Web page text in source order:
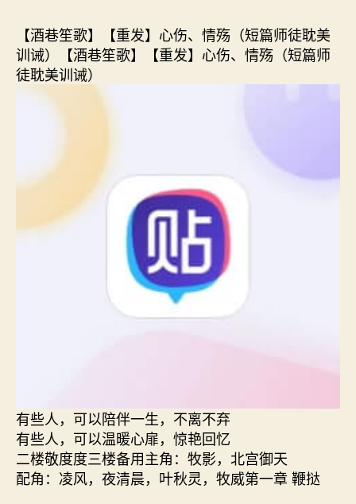
【酒巷笙歌】【重发】心伤、情殇（短篇师徒耽美
训诫）【酒巷笙歌】【重发】心伤、情殇（短篇师
徒耽美训诫）
有些人，可以陪伴一生，不离不弃
有些人，可以温暖心扉，惊艳回忆
二楼敬度度三楼备用主角：牧影，北宫御天
配角：凌风，夜清晨，叶秋灵，牧威第一章 鞭挞